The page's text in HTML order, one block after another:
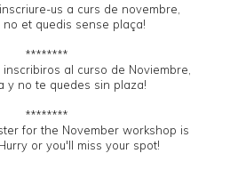
us a curs de novembre,
et quedis sense plaça!
********
al curso de Noviembre,
y no te quedes sin plaza!
********
for the November workshop is
or you'll miss your spot!